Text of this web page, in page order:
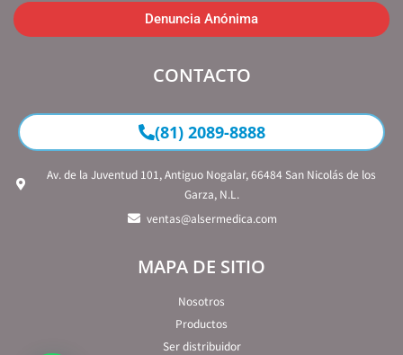
Denuncia Anónima
CONTACTO
(81) 2089-8888
Av. de la Juventud 101, Antiguo Nogalar, 66484 San Nicolás de los
Garza, N.L.
ventas@alsermedica.com
MAPA DE SITIO
Nosotros
Productos
Ser distribuidor